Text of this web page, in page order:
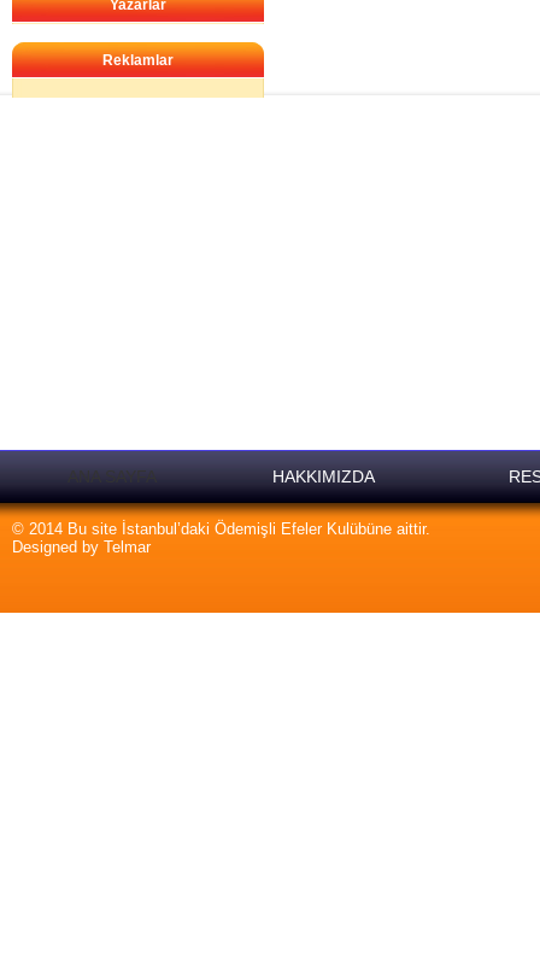
Yazarlar
Reklamlar
ANA SAYFA HAKKIMIZDA
© 2014 Bu site İstanbul’daki Ödemişli Efeler Kulübüne aittir.
Designed by Telmar